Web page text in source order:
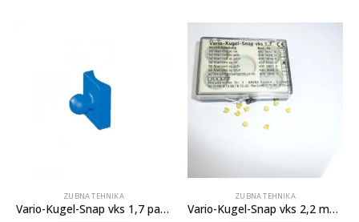
ZUBNA TEHNIKA
Vario-Kugel-Snap vks 1,7 patrice 50kom
ZUBNA TEHNIKA
Vario-Kugel-Snap vks 2,2 matice 8kom